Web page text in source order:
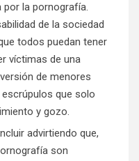
por la pornografía.
de la sociedad
todos puedan tener
víctimas de una
de menores
que solo
y gozo.
advirtiendo que,
son